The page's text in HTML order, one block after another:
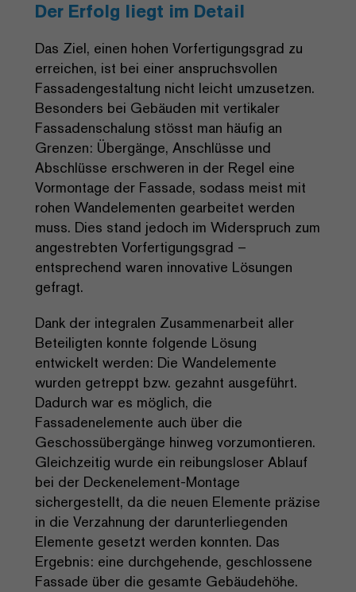
Der Erfolg liegt im Detail
Das Ziel, einen hohen Vorfertigungsgrad zu
erreichen, ist bei einer anspruchsvollen
Fassadengestaltung nicht leicht umzusetzen.
Besonders bei Gebäuden mit vertikaler
Fassadenschalung stösst man häufig an
Grenzen: Übergänge, Anschlüsse und
Abschlüsse erschweren in der Regel eine
Vormontage der Fassade, sodass meist mit
rohen Wandelementen gearbeitet werden
muss. Dies stand jedoch im Widerspruch zum
angestrebten Vorfertigungsgrad –
entsprechend waren innovative Lösungen
gefragt.
Dank der integralen Zusammenarbeit aller
Beteiligten konnte folgende Lösung
entwickelt werden: Die Wandelemente
wurden getreppt bzw. gezahnt ausgeführt.
Dadurch war es möglich, die
Fassadenelemente auch über die
Geschossübergänge hinweg vorzumontieren.
Gleichzeitig wurde ein reibungsloser Ablauf
bei der Deckenelement-Montage
sichergestellt, da die neuen Elemente präzise
in die Verzahnung der darunterliegenden
Elemente gesetzt werden konnten. Das
Ergebnis: eine durchgehende, geschlossene
Fassade über die gesamte Gebäudehöhe.